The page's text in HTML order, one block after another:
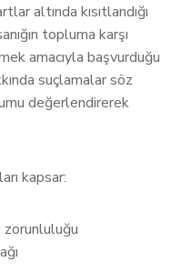
altında kısıtlandığı
topluma karşı
amacıyla başvurduğu
suçlamalar söz
değerlendirerek
kapsar: